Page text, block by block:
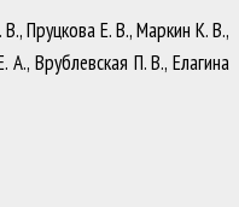
Пруцкова Е. В., Маркин К. В.,
Врублевская П. В., Елагина